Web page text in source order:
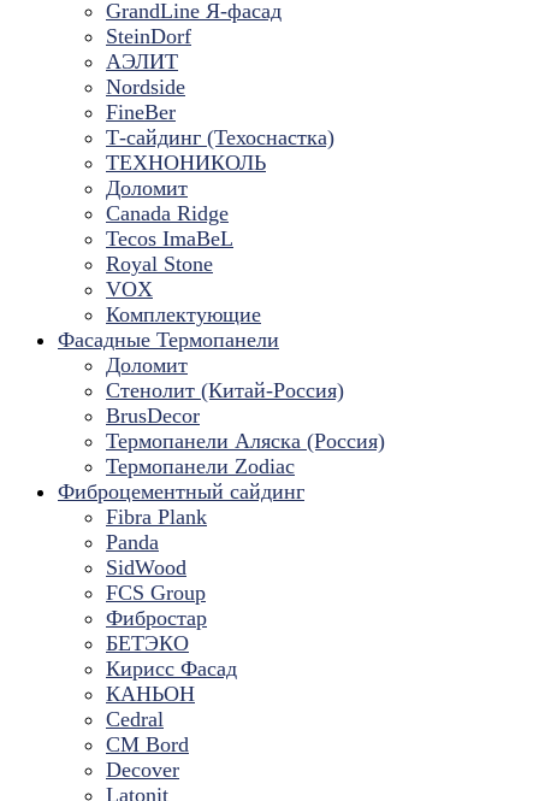
GrandLine Я-фасад
SteinDorf
АЭЛИТ
Nordside
FineBer
Т-сайдинг (Техоснастка)
ТЕХНОНИКОЛЬ
Доломит
Canada Ridge
Tecos ImaBeL
Royal Stone
VOX
Комплектующие
Фасадные Термопанели
Доломит
Стенолит (Китай-Россия)
BrusDecor
Термопанели Аляска (Россия)
Термопанели Zodiac
Фиброцементный сайдинг
Fibra Plank
Panda
SidWood
FCS Group
Фибростар
БЕТЭКО
Кирисс Фасад
КАНЬОН
Cedral
CM Bord
Decover
Latonit